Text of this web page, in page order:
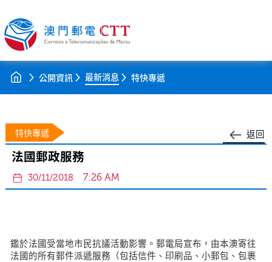
公開資訊 最新消息 特快專遞
返回
特快專遞
法國郵政服務
30/11/2018 7:26 AM
鑑於法國受當地市民抗議活動影響。郵電局宣布，由本澳寄往
法國的所有郵件派遞服務（包括信件、印刷品、小郵包、包裹